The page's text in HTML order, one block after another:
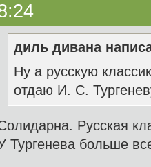
диль дивана
Ну а русскую
отдаю И. С.
Русская
Тургенева больше